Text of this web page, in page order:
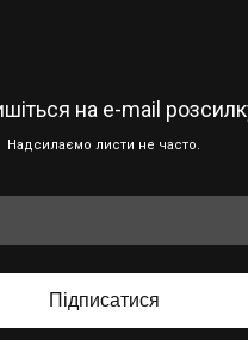
на e-mail
Надсилаємо листи не часто.
Підписатися